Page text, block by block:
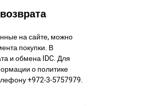
на сайте, можно
покупки. В
и обмена IDC. Для
о политике
+972-3-5757979.